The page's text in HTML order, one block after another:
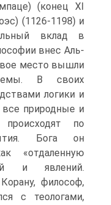
(конец XI
(1126-1198) и
вклад в
внес Аль-
место вышли
В своих
логики и
все природные и
по
Бога он
«отдаленную
и явлений.
философ,
с теологами,